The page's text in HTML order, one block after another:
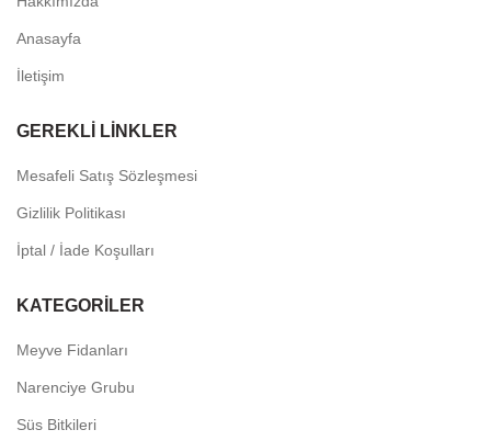
Anasayfa
İletişim
GEREKLI LINKLER
Mesafeli Satış Sözleşmesi
Gizlilik Politikası
İptal / İade Koşulları
KATEGORILER
Meyve Fidanları
Narenciye Grubu
Süs Bitkileri